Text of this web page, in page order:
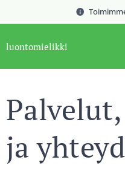
luontomielikki
ja